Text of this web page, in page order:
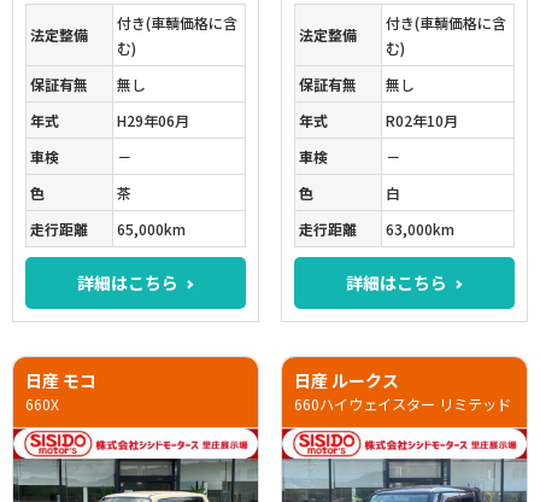
法定整備
付き(車輌価格に含
む)
保証有無
無し
年式
H29年06月
車検
－
色
茶
走行距離
65,000km
詳細はこちら
法定整備
付き(車輌価格に含
む)
保証有無
無し
年式
R02年10月
車検
－
色
白
走行距離
63,000km
詳細はこちら
日産 モコ
660X
日産 ルークス
660ハイウェイスター リミテッド